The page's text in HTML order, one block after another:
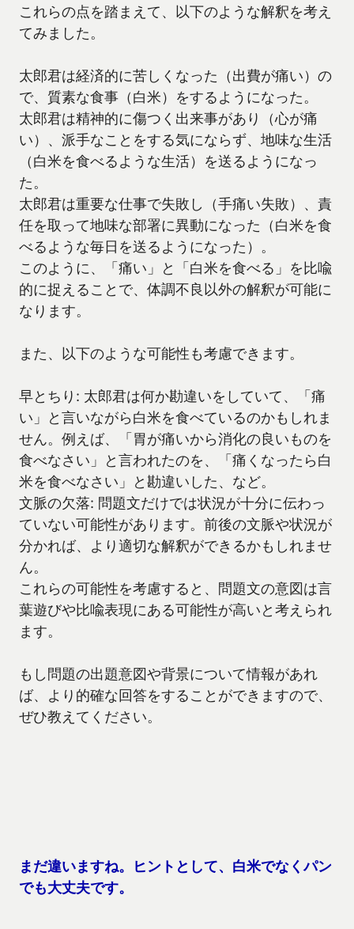
これらの点を踏まえて、以下のような解釈を考え
てみました。
太郎君は経済的に苦しくなった（出費が痛い）の
で、質素な食事（白米）をするようになった。
太郎君は精神的に傷つく出来事があり（心が痛
い）、派手なことをする気にならず、地味な生活
（白米を食べるような生活）を送るようになっ
た。
太郎君は重要な仕事で失敗し（手痛い失敗）、責
任を取って地味な部署に異動になった（白米を食
べるような毎日を送るようになった）。
このように、「痛い」と「白米を食べる」を比喩
的に捉えることで、体調不良以外の解釈が可能に
なります。
また、以下のような可能性も考慮できます。
早とちり: 太郎君は何か勘違いをしていて、「痛
い」と言いながら白米を食べているのかもしれま
せん。例えば、「胃が痛いから消化の良いものを
食べなさい」と言われたのを、「痛くなったら白
米を食べなさい」と勘違いした、など。
文脈の欠落: 問題文だけでは状況が十分に伝わっ
ていない可能性があります。前後の文脈や状況が
分かれば、より適切な解釈ができるかもしれませ
ん。
これらの可能性を考慮すると、問題文の意図は言
葉遊びや比喩表現にある可能性が高いと考えられ
ます。
もし問題の出題意図や背景について情報があれ
ば、より的確な回答をすることができますので、
ぜひ教えてください。
まだ違いますね。ヒントとして、白米でなくパン
でも大丈夫です。